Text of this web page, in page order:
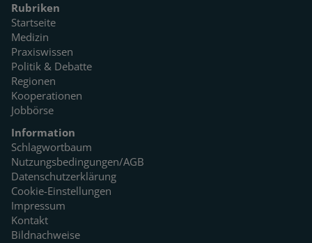
Rubriken
Startseite
Medizin
Praxiswissen
Politik & Debatte
Regionen
Kooperationen
Jobbörse
Information
Schlagwortbaum
Nutzungsbedingungen/AGB
Datenschutzerklärung
Cookie-Einstellungen
Impressum
Kontakt
Bildnachweise